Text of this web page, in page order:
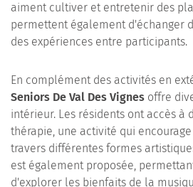
aiment cultiver et entretenir des
permettent également d'échanger
des expériences entre participants.
En complément des activités en
Seniors De Val Des Vignes offre
intérieur. Les résidents ont accès à
thérapie, une activité qui
travers différentes formes
est également proposée,
d'explorer les bienfaits de la